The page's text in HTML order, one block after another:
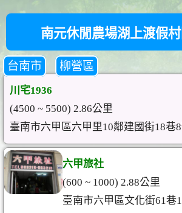
南元休閒農場湖上渡假
台南市 柳營區
川宅1936
(4500 ~ 5500) 2.86公里
臺南市六甲區六甲里10鄰建國街18巷
六甲旅社
(600 ~ 1000) 2.88公里
臺南市六甲區文化街61巷